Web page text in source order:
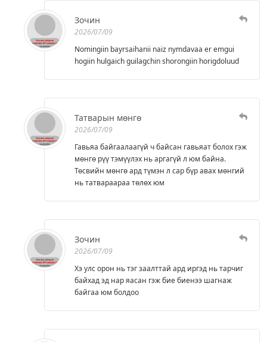
Зочин
2026/07/09
Nomingiin bayrsaihanii naiz nymdavaa er emgui
hogiin hulgaich guilagchin shorongiin horigdoluud
Татварын мөнгө
2026/07/09
Гавьяа байгаалаагүй ч байсан гавьяат болох гэж
мөнгө рүү тэмүүлэх нь аргагүй л юм байна.
Төсвийн мөнгө ард түмэн л сар бүр авах мөнгий
нь татвараараа төлөх юм
Зочин
2026/07/09
Хэ улс орон нь тэг заалттай ард иргэд нь тарчиг
байхад эд нар яасан гэж биe биeнээ шагнаж
байгаа юм болдоо